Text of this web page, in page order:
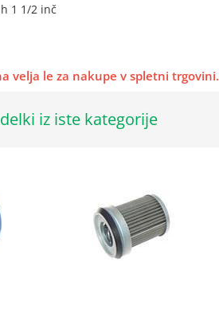
1 1/2 inč
velja le za nakupe v spletni trgovini.
iz iste kategorije